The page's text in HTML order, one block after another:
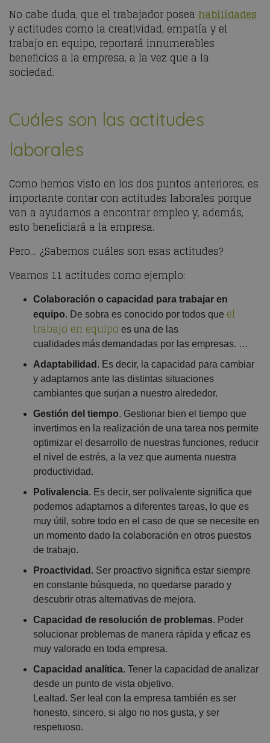
No cabe duda, que el trabajador posea habilidades
y actitudes como la creatividad, empatía y el
trabajo en equipo, reportará innumerables
beneficios a la empresa, a la vez que a la
sociedad.
Cuáles son las actitudes
laborales
Como hemos visto en los dos puntos anteriores, es
importante contar con actitudes laborales porque
van a ayudarnos a encontrar empleo y, además,
esto beneficiará a la empresa.
Pero… ¿Sabemos cuáles son esas actitudes?
Veamos 11 actitudes como ejemplo:
Colaboración o capacidad para trabajar en
equipo. De sobra es conocido por todos que el
trabajo en equipo es una de las
cualidades más demandadas por las empresas. …
Adaptabilidad . Es decir, la capacidad para cambiar
y adaptarnos ante las distintas situaciones
cambiantes que surjan a nuestro alrededor.
Gestión del tiempo. Gestionar bien el tiempo que
invertimos en la realización de una tarea nos permite
optimizar el desarrollo de nuestras funciones, reducir
el nivel de estrés, a la vez que aumenta nuestra
productividad.
Polivalencia. Es decir, ser polivalente significa que
podemos adaptarnos a diferentes tareas, lo que es
muy útil, sobre todo en el caso de que se necesite en
un momento dado la colaboración en otros puestos
de trabajo.
Proactividad . Ser proactivo significa estar siempre
en constante búsqueda, no quedarse parado y
descubrir otras alternativas de mejora.
Capacidad de resolución de problemas. Poder
solucionar problemas de manera rápida y eficaz es
muy valorado en toda empresa.
Capacidad analítica. Tener la capacidad de analizar
desde un punto de vista objetivo.
Lealtad. Ser leal con la empresa también es ser
honesto, sincero, si algo no nos gusta, y ser
respetuoso.